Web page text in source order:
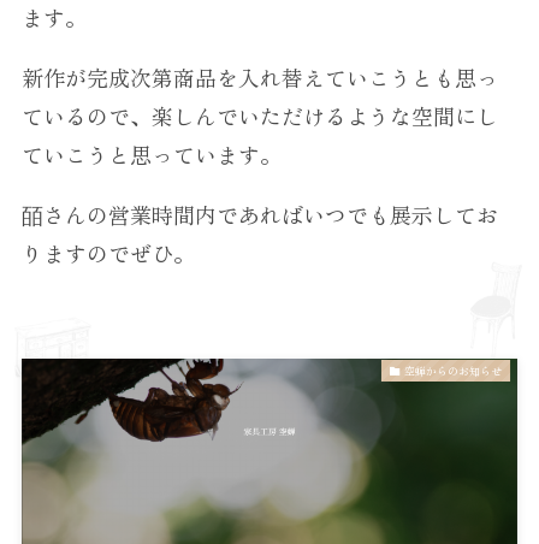
ます。
新作が完成次第商品を入れ替えていこうとも思っ
ているので、楽しんでいただけるような空間にし
ていこうと思っています。
皕さんの営業時間内であればいつでも展示してお
りますのでぜひ。
空蝉からのお知らせ